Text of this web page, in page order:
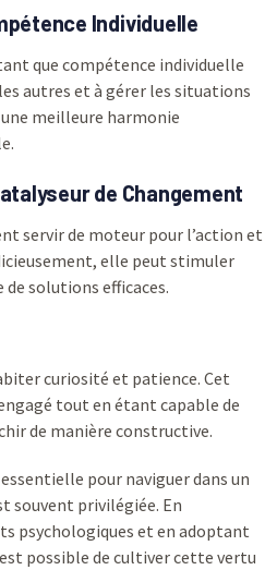
Individuelle
que compétence individuelle
autres et à gérer les situations
meilleure harmonie
de Changement
servir de moteur pour l’action et
elle peut stimuler
solutions efficaces.
curiosité et patience. Cet
tout en étant capable de
de manière constructive.
pour naviguer dans un
souvent privilégiée. En
psychologiques et en adoptant
possible de cultiver cette vertu